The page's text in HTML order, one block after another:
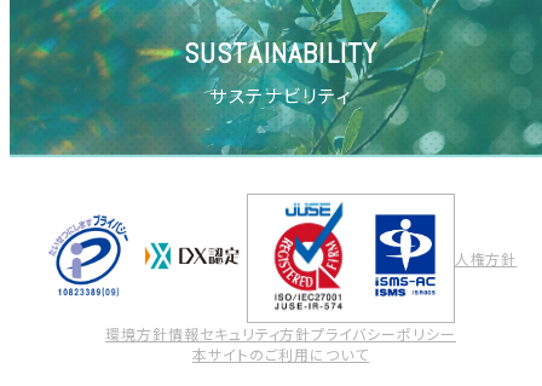
SUSTAINABILITY
サステナビリティ
人権方針
環境方針情報セキュリティ方針プライバシーポリシー
本サイトのご利用について